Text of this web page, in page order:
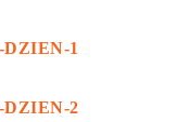
1
DZIEN-2